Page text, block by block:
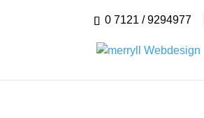
0 7121 / 9294977